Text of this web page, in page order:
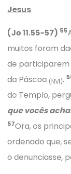
Jesus
(Jo 11.55-57) 55
muitos foram
de participarem
da Páscoa (NVI).
do Templo,
que vocês
57Ora, os
ordenado que,
o denunciasse,